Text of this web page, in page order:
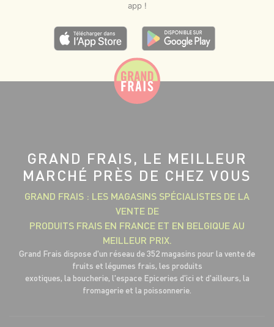
app !
GRAND FRAIS, LE MEILLEUR
MARCHÉ PRÈS DE CHEZ VOUS
GRAND FRAIS : LES MAGASINS SPÉCIALISTES DE LA
VENTE DE
PRODUITS FRAIS EN FRANCE ET EN BELGIQUE AU
MEILLEUR PRIX.
Grand Frais dispose d'un réseau de 352 magasins pour la vente de
fruits et légumes frais, les produits
exotiques, la boucherie, l'espace Epiceries d'ici et d'ailleurs, la
fromagerie et la poissonnerie.